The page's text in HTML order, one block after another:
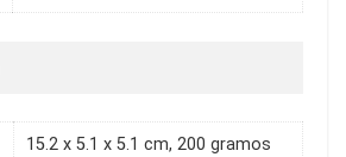
15.2 x 5.1 x 5.1 cm, 200 gramos